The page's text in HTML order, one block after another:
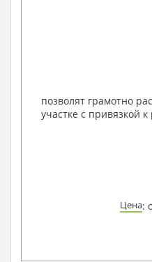
позволят грамотно
участке с привязкой к
Цена: